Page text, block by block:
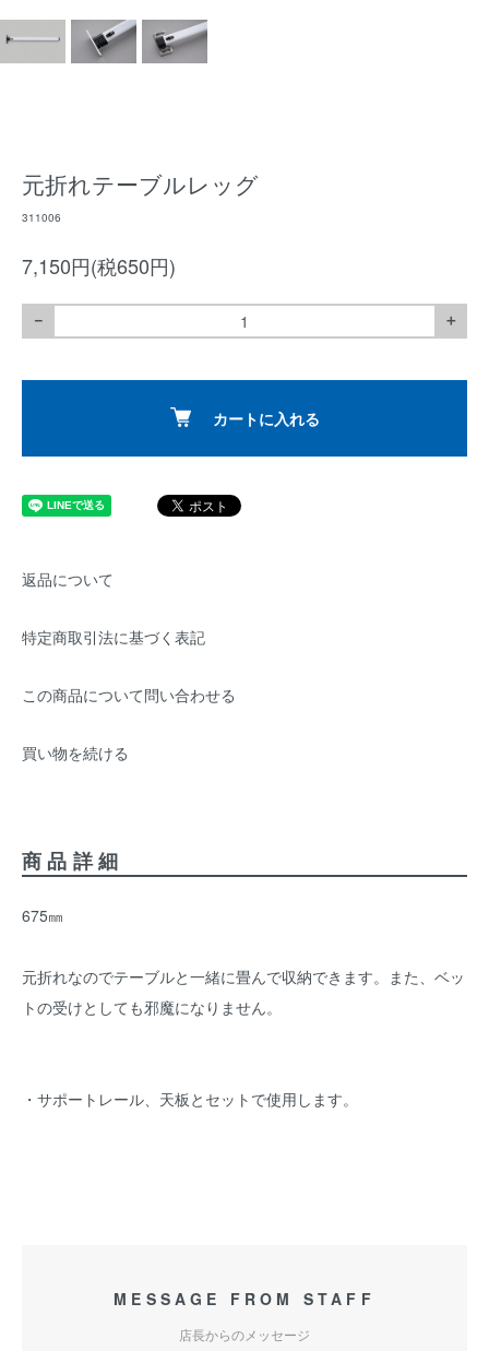
元折れテーブルレッグ
311006
7,150円(税650円)
－ ＋
カートに入れる
返品について
特定商取引法に基づく表記
この商品について問い合わせる
買い物を続ける
商品詳細
675㎜
元折れなのでテーブルと一緒に畳んで収納できます。また、ベッ
トの受けとしても邪魔になりません。
・サポートレール、天板とセットで使用します。
MESSAGE FROM STAFF
店長からのメッセージ